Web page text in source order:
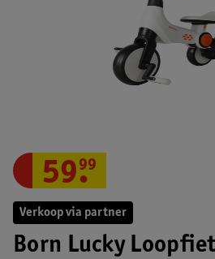
Verkoop via partner
Born Lucky
59.
99